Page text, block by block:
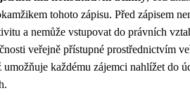
tohoto zápisu. Před zápisem
a nemůže vstupovat do právních
veřejně přístupné prostřednictvím
každému zájemci nahlížet do